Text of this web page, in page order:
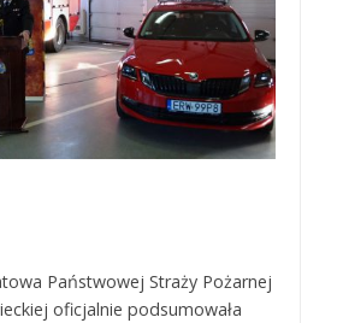
Państwowej Straży Pożarnej
oficjalnie podsumowała